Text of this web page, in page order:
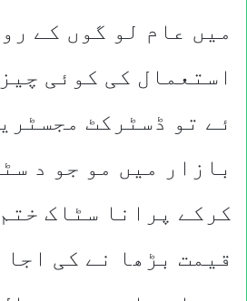
میں عام لو گوں کے
استعمال کی کوئی
ئے تو ڈسٹرکٹ
بازار میں مو جو د
کرکے پرانا سٹاک
قیمت بڑھا نے کی اجا